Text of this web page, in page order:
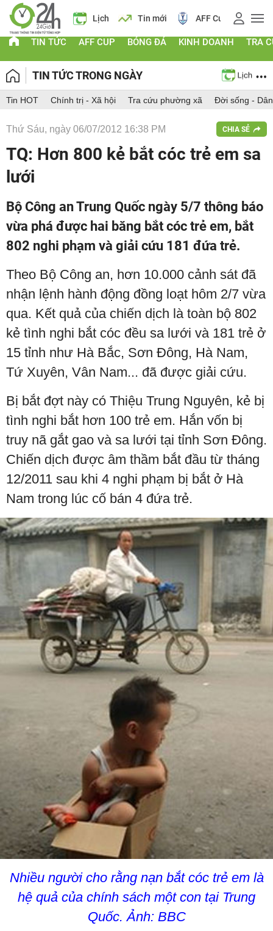
Giá vàng Lịch Tin mới AFF Cup Điểm
TIN TỨC AFF CUP BÓNG ĐÁ KINH DOANH TRA
TIN TỨC TRONG NGÀY
Tin HOT Chính trị - Xã hội Tra cứu phường xã Đời sống -
Thứ Sáu, ngày 06/07/2012 16:38 PM CHIA SẺ
TQ: Hơn 800 kẻ bắt cóc trẻ em sa
lưới
Bộ Công an Trung Quốc ngày 5/7 thông báo
vừa phá được hai băng bắt cóc trẻ em, bắt
802 nghi phạm và giải cứu 181 đứa trẻ.
Theo Bộ Công an, hơn 10.000 cảnh sát đã
nhận lệnh hành động đồng loạt hôm 2/7 vừa
qua. Kết quả của chiến dịch là toàn bộ 802
kẻ tình nghi bắt cóc đều sa lưới và 181 trẻ ở
15 tỉnh như Hà Bắc, Sơn Đông, Hà Nam,
Tứ Xuyên, Vân Nam... đã được giải cứu.
Bị bắt đợt này có Thiệu Trung Nguyên, kẻ bị
tình nghi bắt hơn 100 trẻ em. Hắn vốn bị
truy nã gắt gao và sa lưới tại tỉnh Sơn Đông.
Chiến dịch được âm thầm bắt đầu từ tháng
12/2011 sau khi 4 nghi phạm bị bắt ở Hà
Nam trong lúc cố bán 4 đứa trẻ.
Nhiều người cho rằng nạn bắt cóc trẻ em là
hệ quả của chính sách một con tại Trung
Quốc. Ảnh: BBC